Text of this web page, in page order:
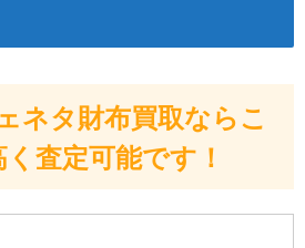
ネタ財布買取ならこ
査定可能です！